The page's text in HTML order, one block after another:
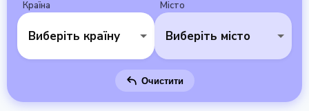
Країна
Виберіть країну
Місто
Виберіть місто
Очистити